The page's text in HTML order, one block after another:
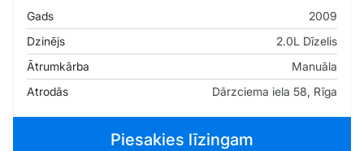
Gads
2009
Dzinējs
2.0L Dīzelis
Ātrumkārba
Manuāla
Atrodās
Dārzciema iela 58, Rīga
Piesakies līzingam